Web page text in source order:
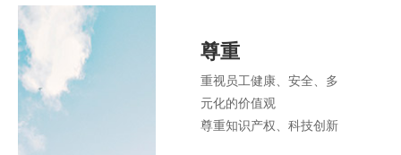
尊重
重视员工健康、安全、多
元化的价值观
尊重知识产权、科技创新